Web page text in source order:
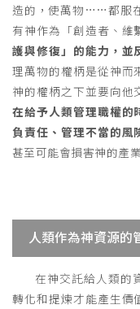
造的，使萬物……都服
有神作為「創造者、維
護與修復」的能力，並
理萬物的權柄是從神而
神的權柄之下並要向他
在給予人類管理職權的
負責任、管理不當的風
甚至可能會損害神的產
人類作為神資源
在神交託給人類的
轉化和提煉才能產生價